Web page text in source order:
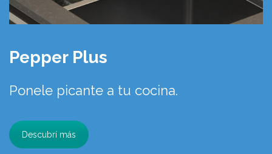
Pepper Plus
Ponele picante a tu cocina.
Descubrí más